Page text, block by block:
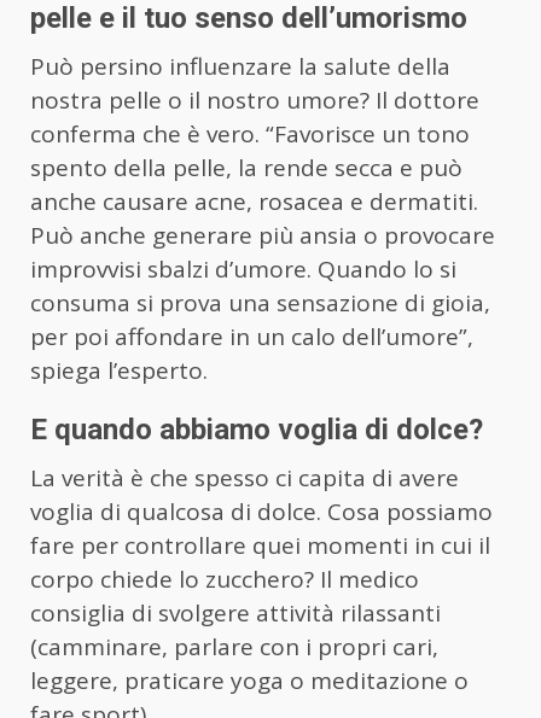
pelle e il tuo senso dell’umorismo
Può persino influenzare la salute della
nostra pelle o il nostro umore? Il dottore
conferma che è vero. “Favorisce un tono
spento della pelle, la rende secca e può
anche causare acne, rosacea e dermatiti.
Può anche generare più ansia o provocare
improvvisi sbalzi d’umore. Quando lo si
consuma si prova una sensazione di gioia,
per poi affondare in un calo dell’umore”,
spiega l’esperto.
E quando abbiamo voglia di dolce?
La verità è che spesso ci capita di avere
voglia di qualcosa di dolce. Cosa possiamo
fare per controllare quei momenti in cui il
corpo chiede lo zucchero? Il medico
consiglia di svolgere attività rilassanti
(camminare, parlare con i propri cari,
leggere, praticare yoga o meditazione o